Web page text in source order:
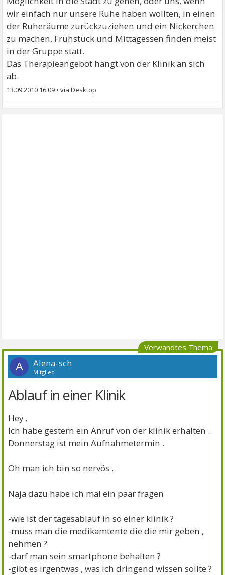
wir einfach nur unsere Ruhe haben wollten, in einen
der Ruheräume zurückzuziehen und ein Nickerchen
zu machen. Frühstück und Mittagessen finden meist
in der Gruppe statt.
Das Therapieangebot hängt von der Klinik an sich
ab.
13.09.2010 16:09 •
Verwandtes Thema
A Alena-sch
Mitglied
Ablauf in einer Klinik
Hey ,
Ich habe gestern ein Anruf von der klinik erhalten .
Donnerstag ist mein Aufnahmetermin .
Oh man ich bin so nervös .
Naja dazu habe ich mal ein paar fragen
-wie ist der tagesablauf in so einer klinik ?
-muss man die medikamtente die die mir geben ,
nehmen ?
-darf man sein smartphone behalten ?
-gibt es irgentwas , was ich dringend wissen sollte ?